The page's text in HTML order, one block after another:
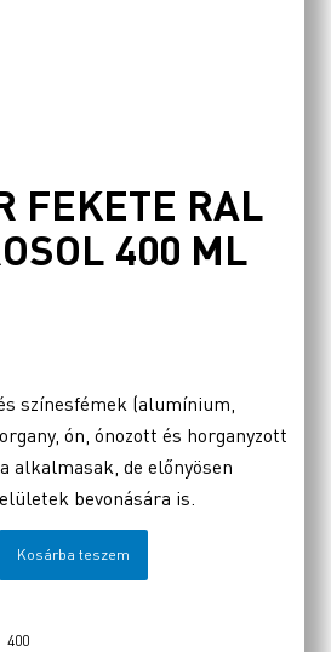
FEKETE RAL
400 ML
színesfémek (alumínium,
ón, ónozott és horganyzott
alkalmasak, de előnyösen
bevonására is.
Kosárba teszem
400